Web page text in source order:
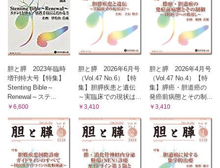
胆と膵 2023年臨時
増刊特大号【特集】
Stenting Bible～
Renewal～ステ...
￥6,600
胆と膵 2026年6月号
（Vol.47 No.6）【特
集】胆膵疾患と遺伝
～実臨床での現状は...
￥3,410
胆と膵 2026年4月号
（Vol.47 No.4）【特
集】膵癌・胆道癌の
発癌前病態とその制...
￥3,410